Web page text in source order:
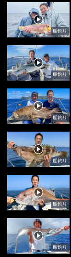
船釣り
船釣り
船釣り
船釣り
船釣り
船釣り